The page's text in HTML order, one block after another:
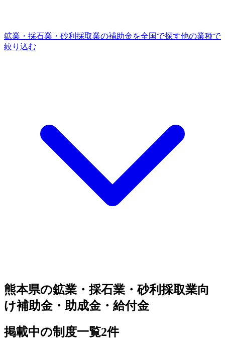
鉱業・採石業・砂利採取業の補助金を全国で探す他の業種で
絞り込む
熊本県の鉱業・採石業・砂利採取業向
け補助金・助成金・給付金
掲載中の制度一覧2件